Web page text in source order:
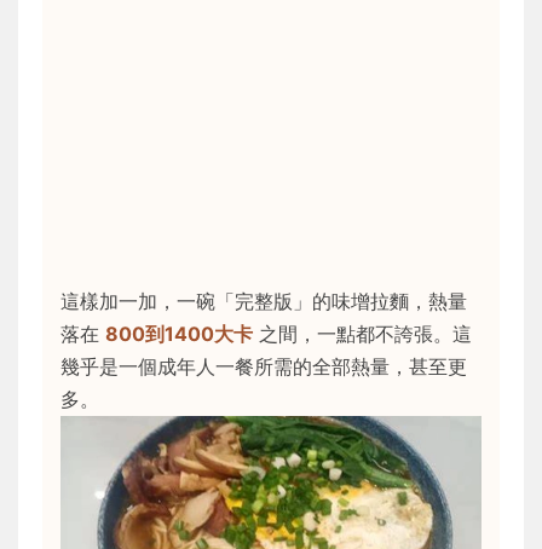
這樣加一加，一碗「完整版」的味增拉麵，熱量
落在 800到1400大卡 之間，一點都不誇張。這
幾乎是一個成年人一餐所需的全部熱量，甚至更
多。